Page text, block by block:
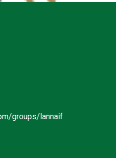
groups/lannaif